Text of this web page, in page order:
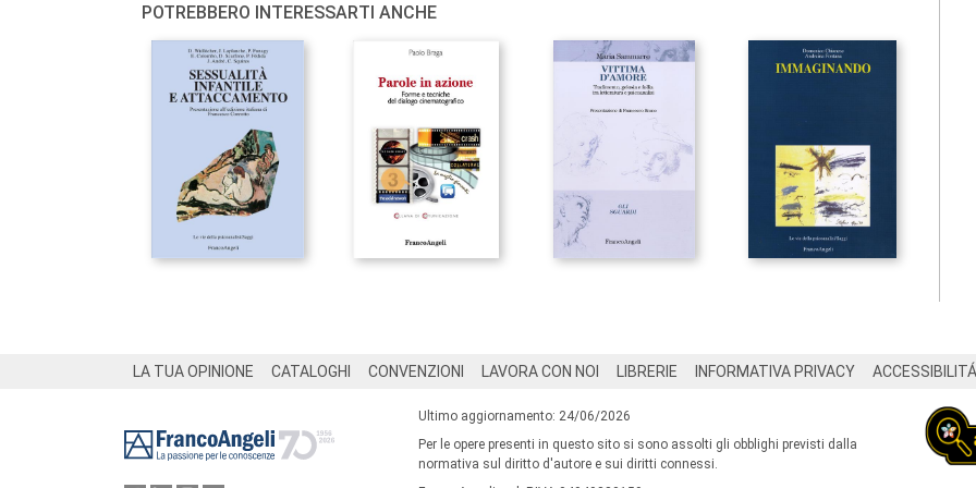
POTREBBERO INTERESSARTI ANCHE
LA TUA OPINIONE CATALOGHI CONVENZIONI LAVORA CON NOI LIBRERIE INFORMATIVA PRIVACY ACCESSIBILITÁ
Ultimo aggiornamento: 24/06/2026
Per le opere presenti in questo sito si sono assolti gli obblighi previsti dalla
normativa sul diritto d'autore e sui diritti connessi.